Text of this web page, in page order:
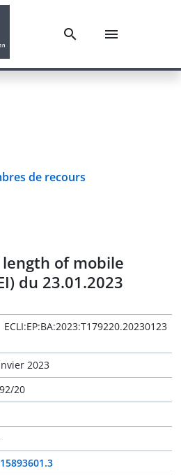
de recours
length of mobile
du 23.01.2023
ECLI:EP:BA:2023:T179220.20230123
2023
20
15893601.3